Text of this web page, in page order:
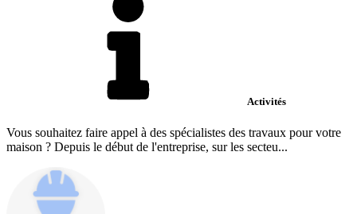
Activités
Vous souhaitez faire appel à des spécialistes des travaux pour votre
maison ? Depuis le début de l'entreprise, sur les secteu...